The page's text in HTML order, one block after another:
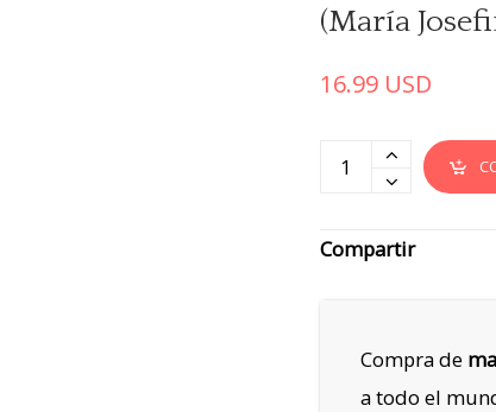
(María
16.99 USD
Compartir
Compra de
a todo el